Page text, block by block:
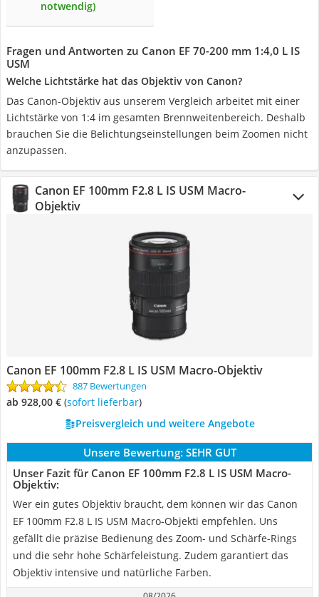
notwendig)
Fragen und Antworten zu Canon EF 70-200 mm 1:4,0 L IS
USM
Welche Lichtstärke hat das Objektiv von Canon?
Das Canon-Objektiv aus unserem Vergleich arbeitet mit einer
Lichtstärke von 1:4 im gesamten Brennweitenbereich. Deshalb
brauchen Sie die Belichtungseinstellungen beim Zoomen nicht
anzupassen.
Canon EF 100mm F2.8 L IS USM Macro-
Objektiv
Canon EF 100mm F2.8 L IS USM Macro-Objektiv
887 Bewertungen
ab 928,00 € ( Sofort lieferbar)
Preisvergleich und weitere Angebote
Unsere Bewertung: SEHR GUT
Unser Fazit für Canon EF 100mm F2.8 L IS USM Macro-
Objektiv:
Wer ein gutes Objektiv braucht, dem können wir das Canon
EF 100mm F2.8 L IS USM Macro-Objekti empfehlen. Uns
gefällt die präzise Bedienung des Zoom- und Schärfe-Rings
und die sehr hohe Schärfeleistung. Zudem garantiert das
Objektiv intensive und natürliche Farben.